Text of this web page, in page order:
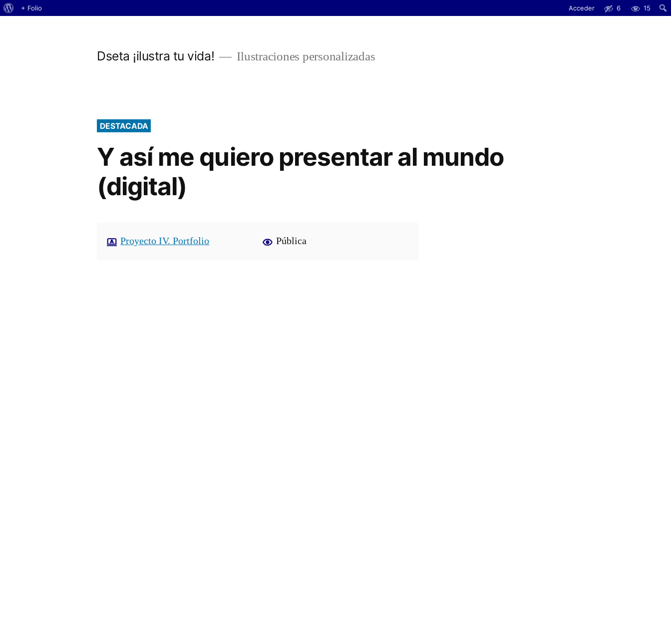
Acerca
+ Folio Acceder 6 15
Dseta ¡ilustra tu vida! Ilustraciones personalizadas
DESTACADA
Y así me quiero presentar al mundo
(digital)
Proyecto IV. Portfolio Pública